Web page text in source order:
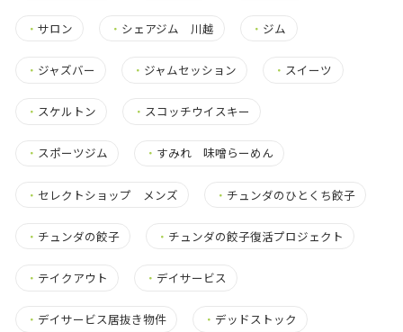
・ サロン ・ シェアジム 川越 ・ ジム
・ ジャズバー ・ ジャムセッション ・ スイーツ
・ スケルトン ・ スコッチウイスキー
・ スポーツジム ・ すみれ 味噌らーめん
・ セレクトショップ メンズ ・ チュンダのひとくち餃子
・ チュンダの餃子 ・ チュンダの餃子復活プロジェクト
・ テイクアウト ・ デイサービス
・ デイサービス居抜き物件 ・ デッドストック